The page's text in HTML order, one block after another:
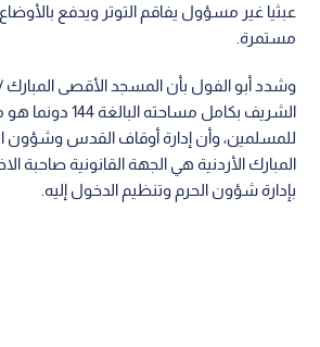
عبثيا غير مسؤول يفاقم التوتر ويدفع
مستمرة.
وشدد أبو الفول بأن المسجد الأقصى المبارك
الشريف بكامل مساحته
للمسلمين، وأن إدارة أوقاف القدس وشؤون
المبارك الأردنية هي الجهة القانونية صاحبة
بإدارة شؤون الحرم وتنظيم الدخول إليه.